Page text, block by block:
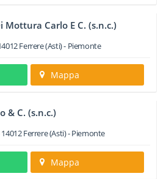
Carlo E C. (s.n.c.)
Ferrere(Asti) - Piemonte
Mappa
& C. (s.n.c.)
14012Ferrere(Asti) -Piemonte
Mappa